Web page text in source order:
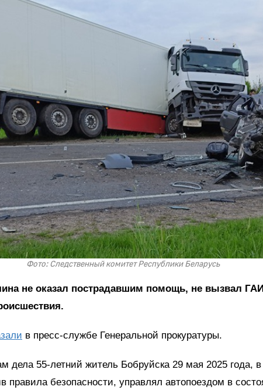
Фото: Следственный комитет Республики Беларусь
не оказал пострадавшим помощь, не вызвал
в пресс-службе Генеральной прокуратуры.
дела 55-летний житель Бобруйска 29 мая 2025 года,
правила безопасности, управлял автопоездом в